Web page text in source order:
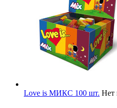
Love is МИКС 100 шт. Нет